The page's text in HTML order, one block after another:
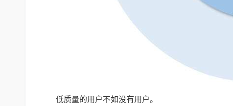
低质量的用户不如没有用户。